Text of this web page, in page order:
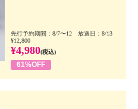
先行予約期間：8/7〜12 放送日：8/13
¥12,800
¥4,980(税込)
61%OFF